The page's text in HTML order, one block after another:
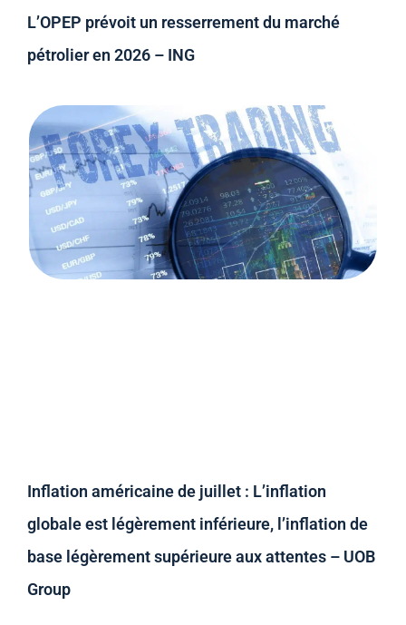
L’OPEP prévoit un resserrement du marché
pétrolier en 2026 – ING
Inflation américaine de juillet : L’inflation
globale est légèrement inférieure, l’inflation de
base légèrement supérieure aux attentes – UOB
Group